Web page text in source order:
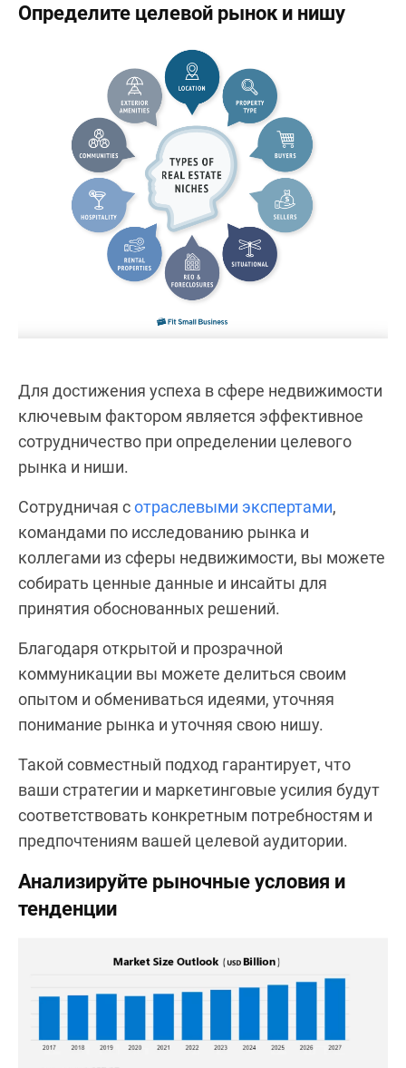
Определите целевой рынок и нишу
Для достижения успеха в сфере недвижимости
ключевым фактором является эффективное
сотрудничество при определении целевого
рынка и ниши.
Сотрудничая сотраслевыми экспертами,
командами по исследованию рынка и
коллегами из сферы недвижимости, вы можете
собирать ценные данные и инсайты для
принятия обоснованных решений.
Благодаря открытой и прозрачной
коммуникации вы можете делиться своим
опытом и обмениваться идеями, уточняя
понимание рынка и уточняя свою нишу.
Такой совместный подход гарантирует, что
ваши стратегии и маркетинговые усилия будут
соответствовать конкретным потребностям и
предпочтениям вашей целевой аудитории.
Анализируйте рыночные условия и
тенденции